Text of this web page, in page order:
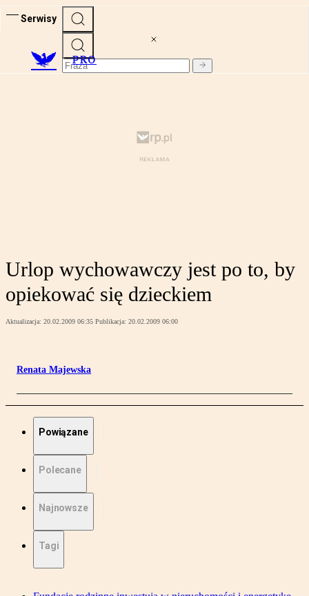
Serwisy
PRO
Urlop wychowawczy jest po to, by
opiekować się dzieckiem
Aktualizacja: 20.02.2009 06:35 Publikacja: 20.02.2009 06:00
Renata Majewska
Powiązane
Polecane
Najnowsze
Tagi